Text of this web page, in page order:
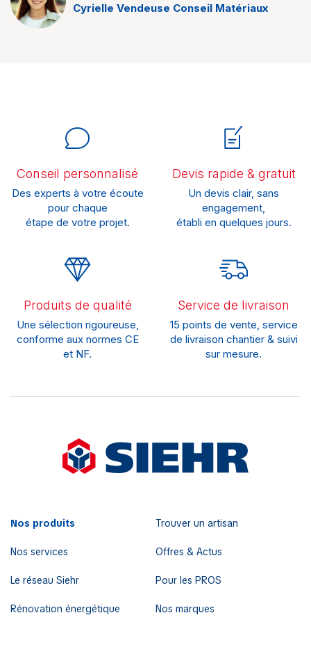
Cyrielle Vendeuse Conseil Matériaux
Conseil personnalisé
Des experts à votre écoute
pour chaque
étape de votre projet.
Devis rapide & gratuit
Un devis clair, sans
engagement,
établi en quelques jours.
Produits de qualité
Une sélection rigoureuse,
conforme aux normes CE
et NF.
Service de livraison
15 points de vente, service
de livraison chantier & suivi
sur mesure.
Nos produits
Nos services
Le réseau Siehr
Rénovation énergétique
Trouver un artisan
Offres & Actus
Pour les PROS
Nos marques